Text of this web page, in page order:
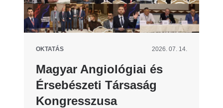
OKTATÁS 2026. 07. 14.
Magyar Angiológiai és
Érsebészeti Társaság
Kongresszusa